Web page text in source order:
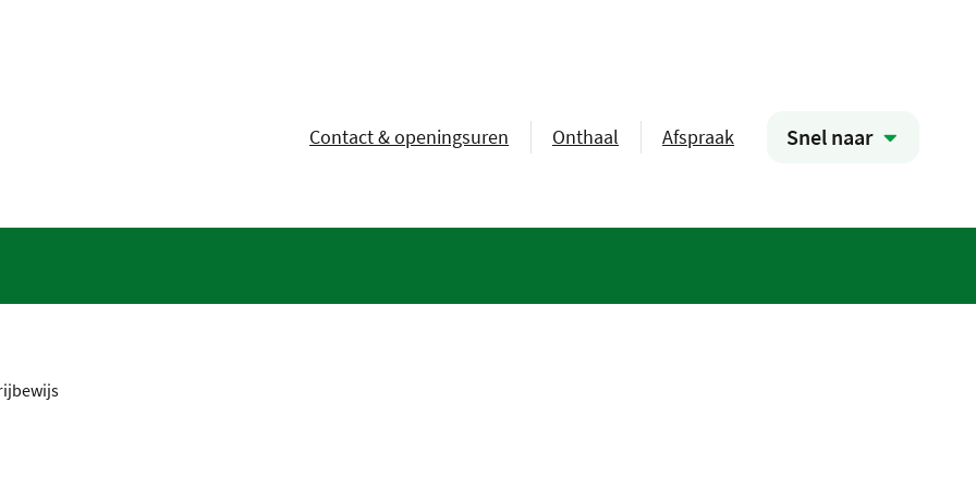
Contact & openingsuren Onthaal Afspraak Snel naar